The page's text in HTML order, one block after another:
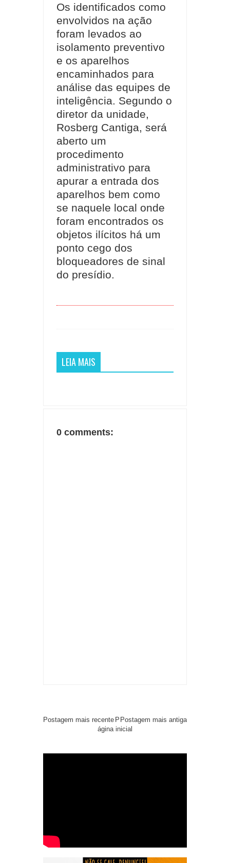
Os identificados como
envolvidos na ação
foram levados ao
isolamento preventivo
e os aparelhos
encaminhados para
análise das equipes de
inteligência. Segundo o
diretor da unidade,
Rosberg Cantiga, será
aberto um
procedimento
administrativo para
apurar a entrada dos
aparelhos bem como
se naquele local onde
foram encontrados os
objetos ilícitos há um
ponto cego dos
bloqueadores de sinal
do presídio.
LEIA MAIS
0 comments:
Postagem mais recente Postagem mais antiga
P
ágina inicial